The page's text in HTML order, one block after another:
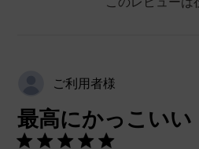
ご利用者様
最高にかっこいい